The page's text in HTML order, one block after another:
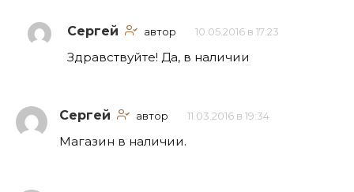
Сергей автор 10.05.2016 в 17:23
Здравствуйте! Да, в наличии
Сергей автор 11.03.2016 в 19:34
Магазин в наличии.